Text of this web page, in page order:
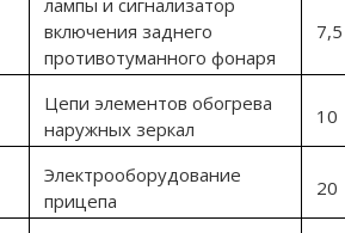
лампы и сигнализатор
включения заднего
противотуманного фонаря
7,5
Цепи элементов обогрева
наружных зеркал
10
Электрооборудование
прицепа
20